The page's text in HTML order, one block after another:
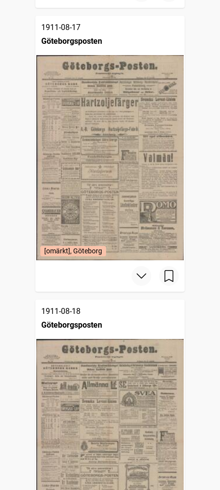
1911-08-17
Göteborgsposten
[omärkt], Göteborg
1911-08-18
Göteborgsposten